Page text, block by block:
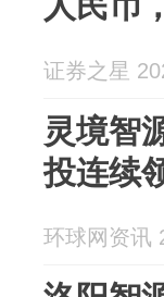
证券之星
灵境智
投连续
环球网资讯